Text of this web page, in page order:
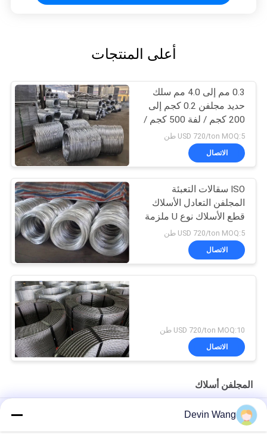
أعلى المنتجات
0.3 مم إلى 4.0 مم سلك
حديد مجلفن 0.2 كجم إلى
200 كجم / لفة 500 كجم /
لفة
USD 720/ton MOQ:5 طن
الاتصال
ISO سقالات التعبئة
المجلفن التعادل الأسلاك
قطع الأسلاك نوع U ملزمة
USD 720/ton MOQ:5 طن
الاتصال
USD 720/ton MOQ:10 طن
الاتصال
المجلفن أسلاك
ISO السقالات التعبئة قطع الأسلاك المغلفنة التعادل نوع U
مواد البناء الرأس المسطح السلك الحديدي الخشب المسامير العادية
Devin Wang